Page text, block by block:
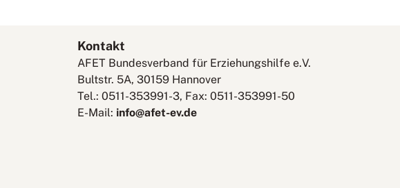
Kontakt
AFET Bundesverband für Erziehungshilfe e.V.
Bultstr. 5A, 30159 Hannover
Tel.: 0511-353991-3, Fax: 0511-353991-50
E-Mail: info@afet-ev.de